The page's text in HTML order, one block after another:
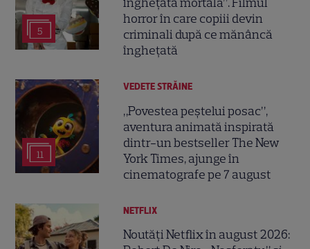
5
horror în care copiii devin
criminali după ce mănâncă
înghețată
11
VEDETE STRĂINE
„Povestea peștelui posac”,
aventura animată inspirată
dintr-un bestseller The New
York Times, ajunge în
cinematografe pe 7 august
NETFLIX
Noutăți Netflix în august 2026: